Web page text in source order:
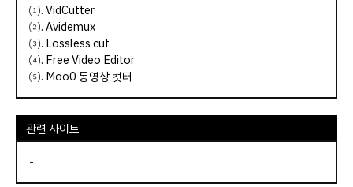
⑴.VidCutter
⑵.Avidemux
⑶. Lossless cut
⑷. Free Video Editor
⑸. Moo0 동영상 컷터
관련 사이트
-